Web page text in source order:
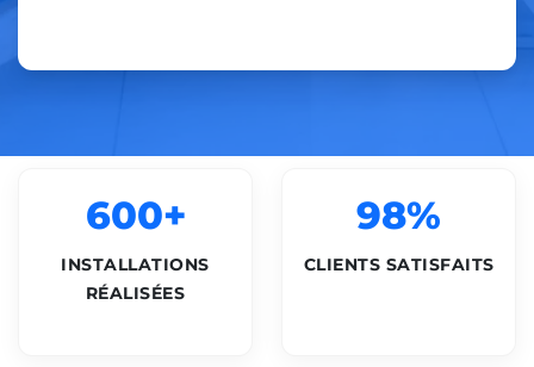
600+
INSTALLATIONS
RÉALISÉES
98%
CLIENTS SATISFAITS